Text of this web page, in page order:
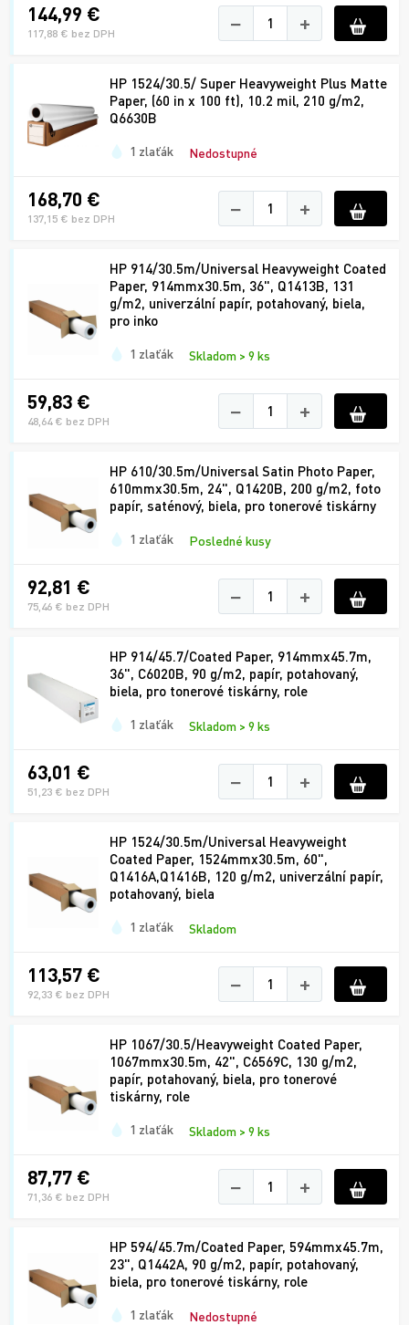
144,99 €
117,88 € bez DPH − +
HP 1524/30.5/ Super Heavyweight Plus Matte
Paper, (60 in x 100 ft), 10.2 mil, 210 g/m2,
Q6630B
1 zlaťák Nedostupné
168,70 €
137,15 € bez DPH − +
HP 914/30.5m/Universal Heavyweight Coated
Paper, 914mmx30.5m, 36", Q1413B, 131
g/m2, univerzální papír, potahovaný, biela,
pro inko
1 zlaťák Skladom > 9 ks
59,83 €
48,64 € bez DPH − +
HP 610/30.5m/Universal Satin Photo Paper,
610mmx30.5m, 24", Q1420B, 200 g/m2, foto
papír, saténový, biela, pro tonerové tiskárny
1 zlaťák Posledné kusy
92,81 €
75,46 € bez DPH − +
HP 914/45.7/Coated Paper, 914mmx45.7m,
36", C6020B, 90 g/m2, papír, potahovaný,
biela, pro tonerové tiskárny, role
1 zlaťák Skladom > 9 ks
63,01 €
51,23 € bez DPH − +
HP 1524/30.5m/Universal Heavyweight
Coated Paper, 1524mmx30.5m, 60",
Q1416A,Q1416B, 120 g/m2, univerzální papír,
potahovaný, biela
1 zlaťák Skladom
113,57 €
92,33 € bez DPH − +
HP 1067/30.5/Heavyweight Coated Paper,
1067mmx30.5m, 42", C6569C, 130 g/m2,
papír, potahovaný, biela, pro tonerové
tiskárny, role
1 zlaťák Skladom > 9 ks
87,77 €
71,36 € bez DPH − +
HP 594/45.7m/Coated Paper, 594mmx45.7m,
23", Q1442A, 90 g/m2, papír, potahovaný,
biela, pro tonerové tiskárny, role
1 zlaťák Nedostupné